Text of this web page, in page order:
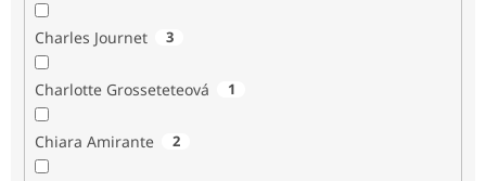
Charles Journet 3
Charlotte Grosseteteová 1
Chiara Amirante 2